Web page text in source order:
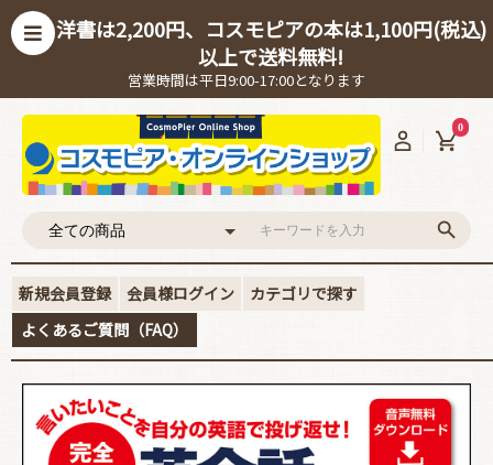
洋書は2,200円、コスモピアの本は1,100円(税込)
以上で送料無料!
営業時間は平日9:00-17:00となります
0
新規会員登録 会員様ログイン
カテゴリで探す
よくあるご質問（FAQ）